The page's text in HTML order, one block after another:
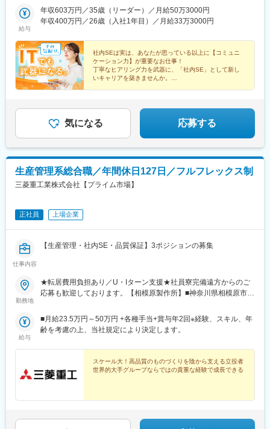
OK（エリア・プロジェクトによって変動）※地域/住宅手当、単身
赴任手当などサポートも万全です※最終的な就業先は、希望・スキ
例】◎自動車・自動車部品トヨタ自動車／日産自動車／本田技研
工業／デンソー／アイシン◎情報端末・家電日立製作所／東芝／
三菱電機／パナソニック／富士通◎航空・宇宙IHI／三菱重工業／
川崎重工業
駅、沼津駅、浜松駅、豊田市駅、近鉄名古屋駅、東岡崎駅、あす
なろう四日市駅、岐阜駅、富山駅、北鉄金沢駅、草津駅(滋賀県)、
前駅、紙屋町西駅、新山口駅、薬院駅、平和通駅、めがね橋駅、
水道町駅、郡山駅(福島県)、甲府駅、盛岡駅、大街道駅、新潟駅、
天文館通駅、東京駅、神田駅(東京都)、三鷹駅、赤坂駅(東京都)、
東池袋駅、茅場町駅、六本木駅、東新宿駅、池袋駅、日本橋駅(東
京都)、錦糸町駅、目黒駅、渋谷駅、品川駅、神谷町駅、大塚駅(東
都)、八丁堀駅(東京都)、有楽町駅、蒲田駅、中野坂上駅、東京テ
レポート駅、豊洲駅、御茶ノ水駅、五反田駅、飯田橋駅、恵比寿
駅、田町駅(東京都)、御徒町駅、東陽町駅、虎ノ門駅、西新宿駅、
駅、藤沢駅、川崎駅、新高島駅、新横浜駅、愛甲石田駅、戸塚
駅、湘南台駅、天王町駅、武蔵小杉駅、南橋本駅、桜木町駅、南
海老名駅(相鉄・小田急)、新杉田駅、鴨居駅、葭川公園駅、海浜幕
張駅、船橋駅、柏駅、八千代台駅、八幡宿駅、土気駅、蘇我駅、
駅、さいたま新都心駅、川越駅、熊谷駅、浦和駅、狭山市駅、南
駅、門真市駅、淀屋橋駅、北浜駅(大阪府)、肥後橋駅、江坂駅、東
三国駅、阿波座駅、南港東駅、中之島駅、四ツ橋駅、西三荘駅、
崎駅(東海道本線)、御崎公園駅、医療センター駅、西宮駅(ＪＲ
線)、明石駅、林崎松江海岸駅、京都駅、西院駅(阪急線)、長岡京
鉄線)、向日町駅、淀駅、烏丸御池駅、六番町駅、北岡崎駅、今池
駅(愛知県)、ナゴヤドーム前矢田駅、高蔵寺駅、柏森駅、知立駅、
大府駅、鶴舞駅、栄駅(愛知県)、金山駅(愛知県)、伏見駅(愛知
県)、豊橋駅、大曽根駅、矢場町駅、藤が丘駅(愛知県)、刈谷駅、
県)、日進駅(愛知県)、二川駅、丸の内駅(愛知県)、春日井駅(中央
小牧口駅、常滑駅、岩倉駅(愛知県)、三郷駅(愛知県)、三河安城
給与
年収603万円／35歳（リーダー）／月給50万3000円
年収400万円／26歳（入社1年目）／月給33万3000円
社内SEは実は、あなたが思っている以上に【コミュニ
ケーション力】が重要なお仕事！
丁寧なヒアリング力を武器に、「社内SE」として新し
いキャリアを築きませんか。
★未経験入社大歓迎！
気になる 応募する
生産管理系総合職／年間休日127日／フルフレックス制
三菱重工業株式会社【プライム市場】
正社員 上場企業
仕事内容
【生産管理・社内SE・品質保証】3ポジションの募集
勤務地
★転居費用負担あり／U・Iターン支援★社員寮完備遠方からのご
応募も歓迎しております。【相模原製作所】■神奈川県相模原市中
相模線上溝駅：社有連絡バス15分・京王相模原線・JR横浜線・JR
相模線橋本駅下車：社有連絡バス20分※三菱重工業株式会社に入
社後、三菱重工エンジン＆ターボチャージャ株式会社（事業内
勤務地は上記に同じ。※受動喫煙対策：屋内全面禁煙
給与
■月給23.5万円～50万円 +各種手当+賞与年2回※経験、スキル、年
齢を考慮の上、当社規定により決定します。
スケール大！高品質のものづくりを陰から支える立役者
世界的大手グループならではの貴重な経験で成長できる